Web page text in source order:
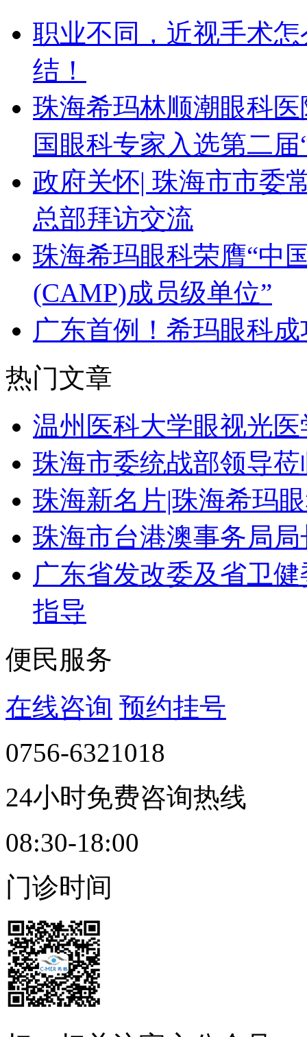
职业不同，近视手术
结！
珠海希玛林顺潮眼科
国眼科专家入选第二
政府关怀| 珠海市市委
总部拜访交流
珠海希玛眼科荣膺“中
(CAMP)成员级单位”
广东首例！希玛眼科
热门文章
温州医科大学眼视光
珠海市委统战部领导
珠海新名片|珠海希玛
珠海市台港澳事务局
广东省发改委及省卫
指导
便民服务
在线咨询 预约挂号
0756-6321018
24小时免费咨询热线
08:30-18:00
门诊时间